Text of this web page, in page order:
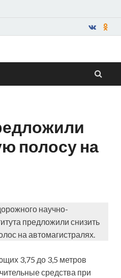
—
полосу на
научно-
предложили снизить
на автомагистралях.
3,75 до 3,5 метров
средства при